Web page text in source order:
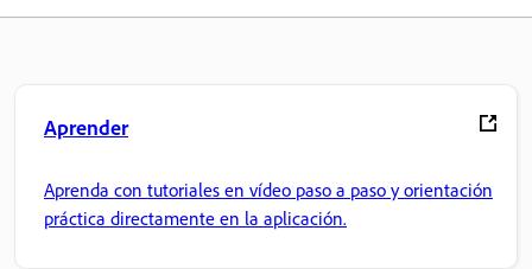
Aprender
Aprenda con tutoriales en vídeo paso a paso y orientación
práctica directamente en la aplicación.